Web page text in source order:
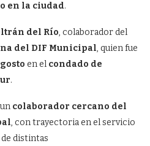
en la ciudad.
del Río, colaborador del
del DIF Municipal, quien fue
en el condado de
.
colaborador cercano del
, con trayectoria en el servicio
distintas